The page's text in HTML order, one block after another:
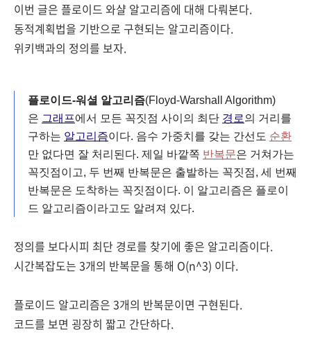
이번 글은 플로이드 와샬 알고리즘에 대해 다뤄본다.
동적계획법을 기반으로 구현되는 알고리즘이다.
위키백과의 정의를 보자.
플로이드-워셜 알고리즘(Floyd-Warshall Algorithm)
은 그래프에서 모든 꼭짓점 사이의 최단 경로의 거리를
구하는 알고리즘이다. 음수 가중치를 갖는 간선도 순환
만 없다면 잘 처리된다. 제일 바깥쪽 반복문은 거쳐가는
꼭짓점이고, 두 번째 반복문은 출발하는 꼭짓점, 세 번째
반복문은 도착하는 꼭짓점이다. 이 알고리즘은 플로이
드 알고리즘이라고도 알려져 있다.
정의를 보다시피 최단 경로를 찾기에 좋은 알고리즘이다.
시간복잡도는 3개의 반복문을 통해 O(n^3) 이다.
플로이드 알고리즘은 3개의 반복문이면 구현된다.
코드를 보면 굉장히 짧고 간단하다.